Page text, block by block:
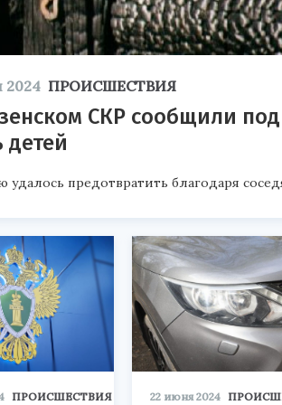
2024 ПРОИСШЕСТВИЯ
СКР сообщили
детей
удалось предотвратить благодаря
ПРОИСШЕСТВИЯ 22 июня 2024